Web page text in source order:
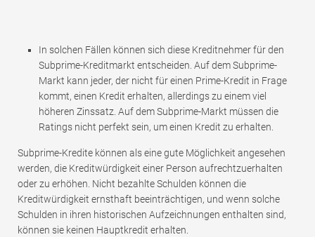
In solchen Fällen können sich diese Kreditnehmer für den
Subprime-Kreditmarkt entscheiden. Auf dem Subprime-
Markt kann jeder, der nicht für einen Prime-Kredit in Frage
kommt, einen Kredit erhalten, allerdings zu einem viel
höheren Zinssatz. Auf dem Subprime-Markt müssen die
Ratings nicht perfekt sein, um einen Kredit zu erhalten.
Subprime-Kredite können als eine gute Möglichkeit angesehen
werden, die Kreditwürdigkeit einer Person aufrechtzuerhalten
oder zu erhöhen. Nicht bezahlte Schulden können die
Kreditwürdigkeit ernsthaft beeinträchtigen, und wenn solche
Schulden in ihren historischen Aufzeichnungen enthalten sind,
können sie keinen Hauptkredit erhalten.